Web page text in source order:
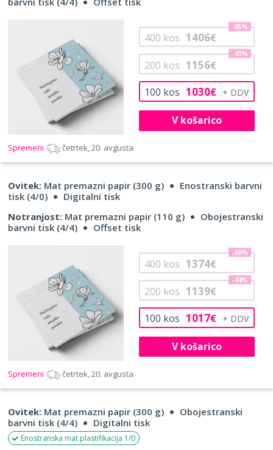
100 kos 1030€
200 kos 1156€
-43%
400 kos 1406€
-65%
V košarico
Spremeni četrtek, 20. avgusta
Ovitek: Mat premazni papir (300 g)
Enostranski barvni
tisk (4/0)
Digitalni tisk
Notranjost: Mat premazni papir (110 g)
Obojestranski
barvni tisk (4/4)
Offset tisk
100 kos 1017€
200 kos 1139€
-44%
400 kos 1374€
-66%
V košarico
Spremeni četrtek, 20. avgusta
Ovitek: Mat premazni papir (300 g)
Obojestranski
barvni tisk (4/4)
Digitalni tisk
Enostranska mat plastifikacija 1/0